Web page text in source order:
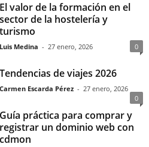
El valor de la formación en el
sector de la hostelería y
turismo
Luis Medina - 27 enero, 2026 0
Tendencias de viajes 2026
Carmen Escarda Pérez - 27 enero, 2026
0
Guía práctica para comprar y
registrar un dominio web con
cdmon